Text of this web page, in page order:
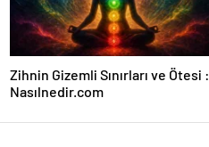
Zihnin Gizemli Sınırları ve Ötesi :
Nasılnedir.com